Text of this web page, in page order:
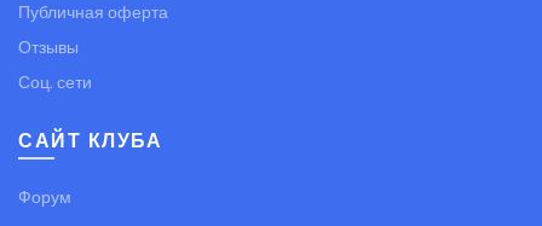
Публичная оферта
Отзывы
Соц. сети
САЙТ КЛУБА
Форум